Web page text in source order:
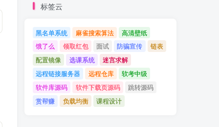
标签云
黑名单系统 麻雀搜索算法
高清壁纸
饿了么
领取红包 面试 防骗宣传
链表
配置镜像
选课系统
迷宫求解
远程链接服务器
远程仓库
软考中级
软件库源码
软件下载页源码
跳转源码
赏帮赚
负载均衡 课程设计